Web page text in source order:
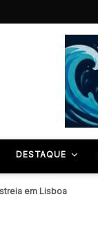
DESTAQUE
em Lisboa